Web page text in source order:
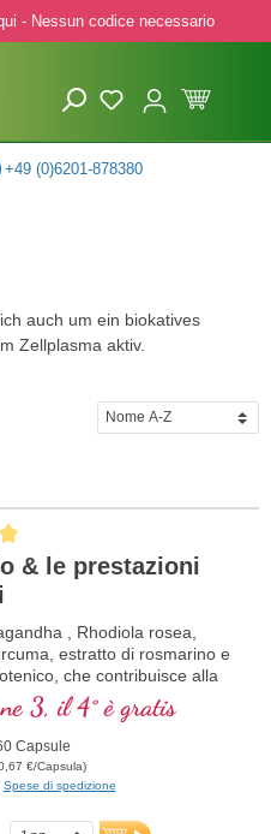
- Nessun codice necessario
+49 (0)6201-878380
auch um ein biokatives
Zellplasma aktiv.
of 5 out of 5 stars
& le prestazioni
, Rhodiola rosea,
estratto di rosmarino e
che contribuisce alla
mentali ed è coinvolto
e nel metabolismo di diversi
Vitamine B bioattivo!
3, il 4° è gratis
Capsule
€/Capsula)
Spese di spedizione